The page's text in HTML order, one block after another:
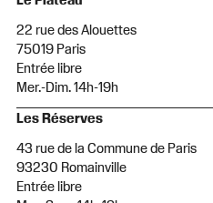
22 rue des Alouettes
75019 Paris
Entrée libre
Mer.-Dim. 14h-19h
Les Réserves
43 rue de la Commune de Paris
93230 Romainville
Entrée libre